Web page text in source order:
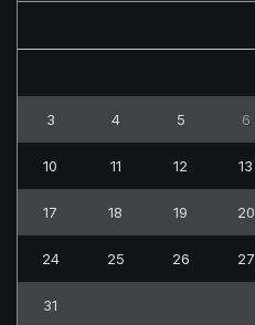
3 4 5 6
10 11 12 13
17 18 19 20
24 25 26 27
31